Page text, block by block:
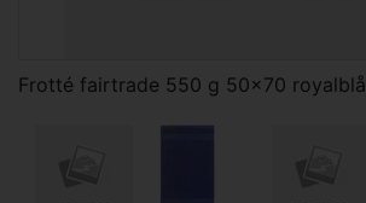
Frotté fairtrade 550 g 50x70 royalblå